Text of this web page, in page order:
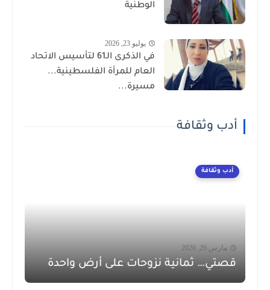
الوطنية
يوليو 23, 2026
في الذكرى الـ61 لتأسيس الاتحاد
العام للمرأة الفلسطينية...
مسيرة...
أدب وثقافة
أدب وثقافة
مارس 26, 2026
قصتي… ثمانية نزوحات على أرض واحدة